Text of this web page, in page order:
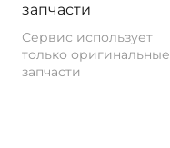
запчасти
Сервис использует
только оригинальные
запчасти